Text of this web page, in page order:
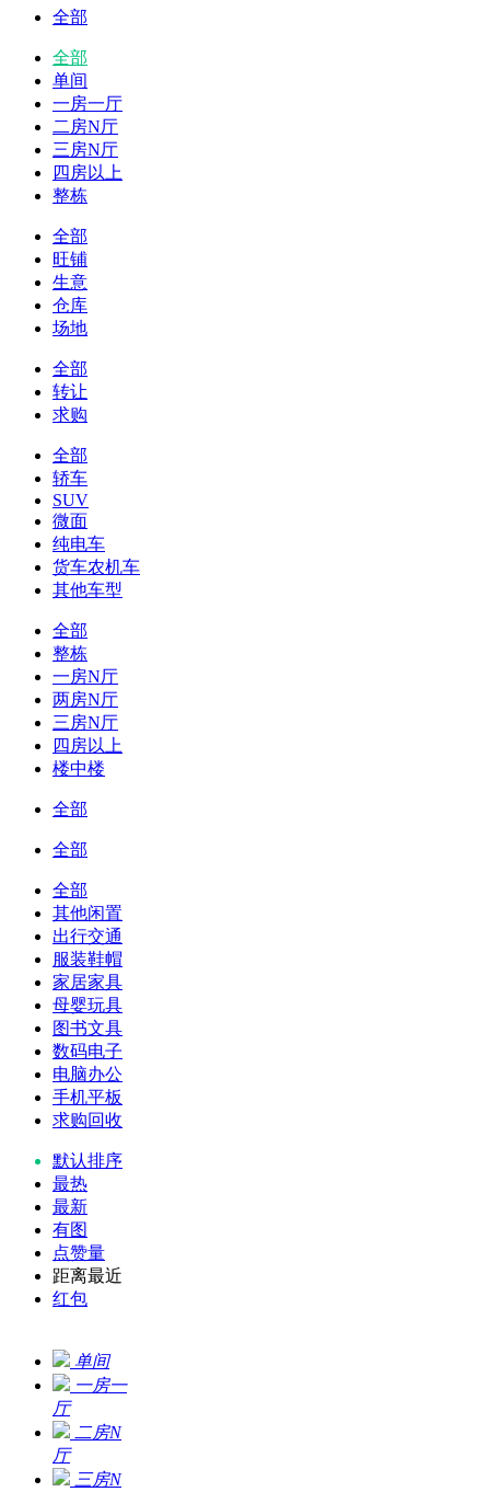
全部
全部
单间
一房一厅
二房N厅
三房N厅
四房以上
整栋
全部
旺铺
生意
仓库
场地
全部
转让
求购
全部
轿车
SUV
微面
纯电车
货车农机车
其他车型
全部
整栋
一房N厅
两房N厅
三房N厅
四房以上
楼中楼
全部
全部
全部
其他闲置
出行交通
服装鞋帽
家居家具
母婴玩具
图书文具
数码电子
电脑办公
手机平板
求购回收
默认排序
最热
最新
有图
点赞量
距离最近
红包
单间
一房一
厅
二房N
厅
三房N